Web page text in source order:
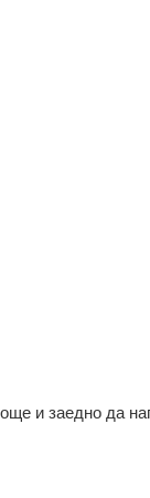
и заедно да